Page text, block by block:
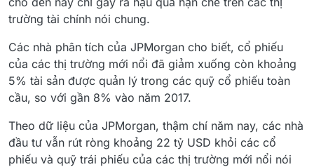
trường tài chính nói chung.
Các nhà phân tích của JPMorgan cho biết, cổ phiếu
của các thị trường mới nổi đã giảm xuống còn khoảng
5% tài sản được quản lý trong các quỹ cổ phiếu toàn
cầu, so với gần 8% vào năm 2017.
Theo dữ liệu của JPMorgan, thậm chí năm nay, các nhà
đầu tư vẫn rút ròng khoảng 22 tỷ USD khỏi các cổ
phiếu và quỹ trái phiếu của các thị trường mới nổi nói